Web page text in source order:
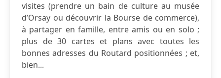
visites (prendre un bain de culture au musée
d’Orsay ou découvrir la Bourse de commerce),
à partager en famille, entre amis ou en solo ;
plus de 30 cartes et plans avec toutes les
bonnes adresses du Routard positionnées ; et,
bien...